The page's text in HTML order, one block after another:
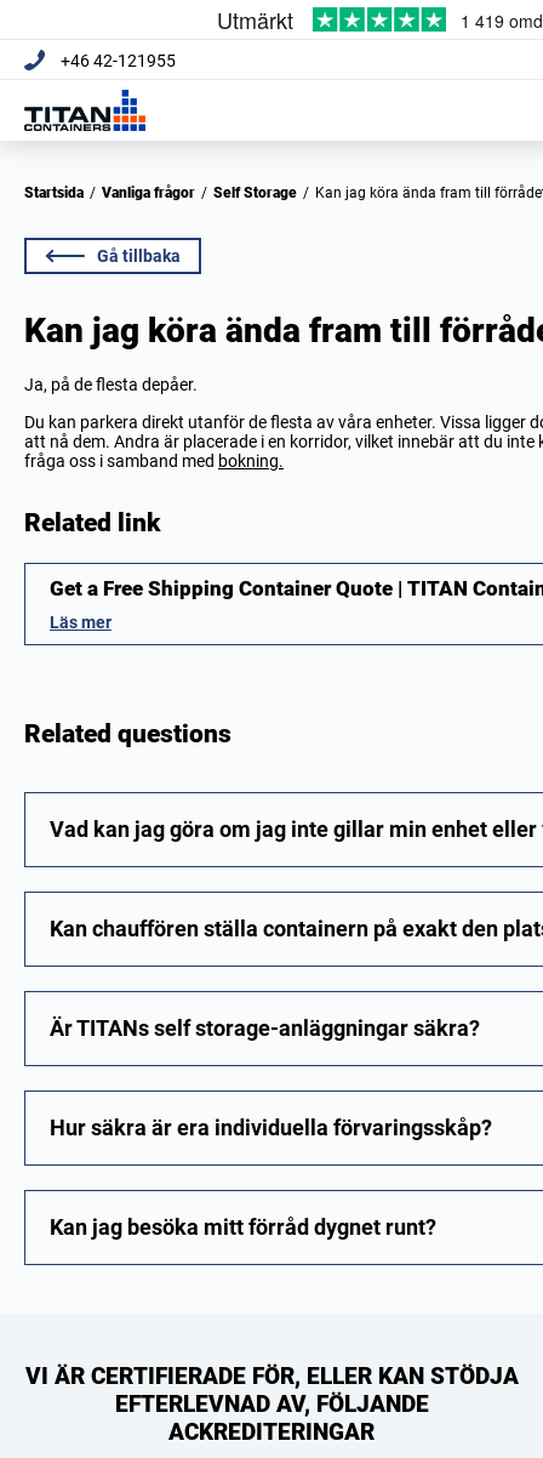
+46 42-121955
Startsida / Vanliga frågor / Self Storage / Kan jag köra ända fram till
Gå tillbaka
Kan jag köra ända fram till
Ja, på de flesta depåer.
Du kan parkera direkt utanför de flesta av våra enheter. Vissa ligger
att nå dem. Andra är placerade i en korridor, vilket innebär att du
fråga oss i samband med bokning.
Related link
Get a Free Shipping Container Quote | TITAN
Läs mer
Related questions
Vad kan jag göra om jag inte gillar min enhet
Kan chauffören ställa containern på exakt den
Är TITANs self storage-anläggningar säkra?
Hur säkra är era individuella förvaringsskåp?
Kan jag besöka mitt förråd dygnet runt?
VI ÄR CERTIFIERADE FÖR, ELLER KAN STÖDJA
EFTERLEVNAD AV, FÖLJANDE
ACKREDITERINGAR